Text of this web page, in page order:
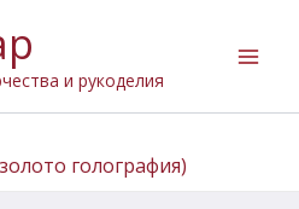
и рукоделия
голография)